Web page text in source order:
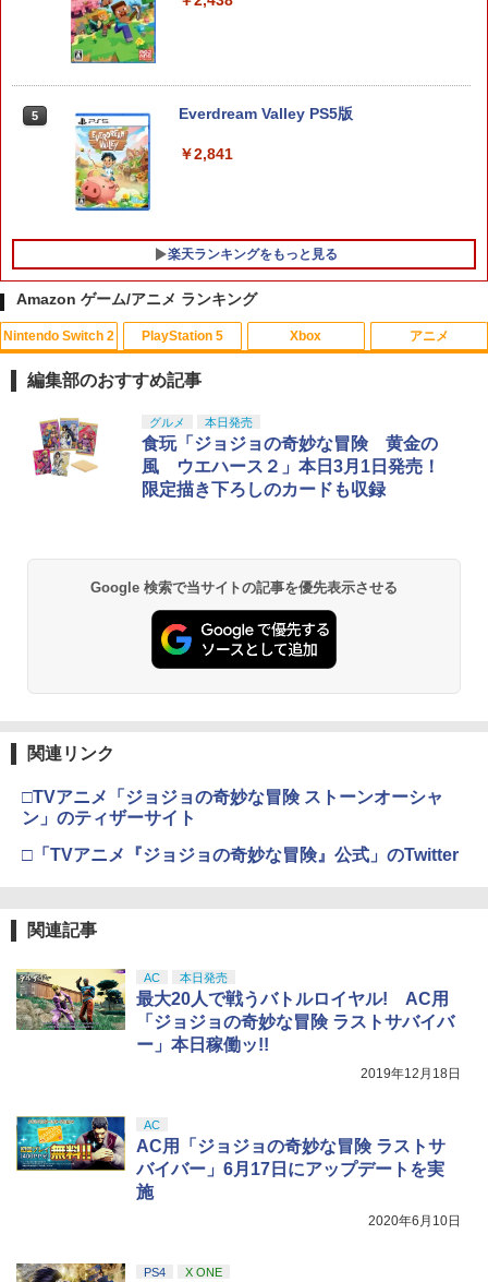
￥9,980
5 Everdream Valley PS5版
￥2,841
楽天ランキングをもっと見る
1
【中古】白雪姫 MovieNEX [純正ブルー
レイ＋純正ケース]
￥2,980
トイ・ストーリー4 【Blu-ray】
￥2,992
4 ズートピア 【Blu-ray】
￥2,992
5
とーとつにエジプト神【Blu-ray】 [ 下野
紘 ]
￥3,254
Amazon ゲーム/アニメ ランキング
Nintendo Switch 2
スプラトゥーン レイダース|オンライン
コード版
￥5,832
スプラトゥーン レイダース -Switch2
5
ニンテンドープリペイド番号 5000円|オ
ンラインコード版
PlayStation 5
PlayStation 5 デジタル・エディション
日本語専用 Console Language: Japan
ese only (CFI-2200B01)
￥55,000
Beast of Reincarnation -PS5 【特典】
プロダクトコード 封入
￥7,286
￥11,849
5
【純正品】DualSense ワイヤレスコン
トローラー(CFI-ZCT2J)
Xbox
【純正品】Xbox ワイヤレス コントロー
ラー + USB-C® ケーブル
￥8,300
【純正品】Xbox ワイヤレス コントロー
ラー (ロボット ホワイト)
￥7,681
【純正品】Xbox ワイヤレス コントロー
B-C ケーブル
5
【国内正規品】Thrustmaster スラスト
マスター TH8S シフター - PC、PS4、P
S5、PS5 Pro、Xbox One、Xbox Serie
s X|S 対応の高精度 H パターン シフター
アニメ
【Amazon.co.jp限定】劇場版モノノ怪
第三章 蛇神 (Amazon.co.jp限定オリジ
ナル三方背収納ケース付きコレクション)
(オリジナル特典:オリジナル巾着＋メー
カー特典:【坤と離】二振りの剣、十翼よ
￥10,780
劇場版「鬼滅の刃」無限城編 第一章 猗
窩座再来 通常版 [Blu-ray]
劇場版「鬼滅の刃」無限城編 第一章 猗
窩座再来 通常版 [DVD]
￥3,523
窩座再来 完全生産限定版 [Blu-ray]
￥8,698
5
第三章 蛇神 (オリジナル特典:オリジナル
巾着＋メーカー特典:【坤と離】二振りの
剣、十翼より来たる！スタジオ描き下ろ
編集部のおすすめ記事
グルメ 本日発売
食玩「ジョジョの奇妙な冒険 黄金の
風 ウエハース２」本日3月1日発売！
限定描き下ろしのカードも収録
Google 検索で当サイトの記事を優先表示させる
関連リンク
□TVアニメ「ジョジョの奇妙な冒険 ストーンオーシャ
ン」のティザーサイト
□「TVアニメ『ジョジョの奇妙な冒険』公式」のTwitter
関連記事
AC 本日発売
最大20人で戦うバトルロイヤル! AC用
「ジョジョの奇妙な冒険 ラストサバイバ
ー」本日稼働ッ!!
2019年12月18日
AC
AC用「ジョジョの奇妙な冒険 ラストサ
バイバー」6月17日にアップデートを実
施
2020年6月10日
PS4 X ONE